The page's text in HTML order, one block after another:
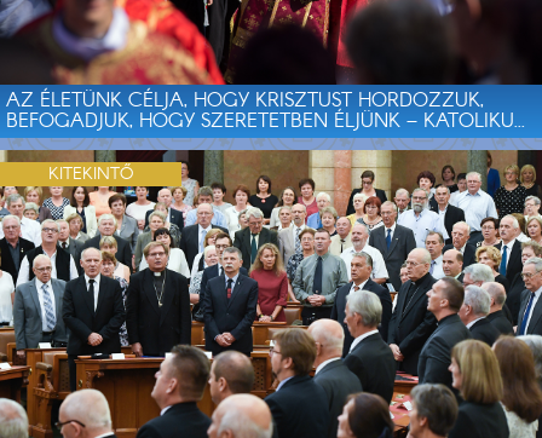
AZ ÉLETÜNK CÉLJA, HOGY KRISZTUST HORDOZZUK,
BEFOGADJUK, HOGY SZERETETBEN ÉLJÜNK – KATOLIKU...
KITEKINTŐ